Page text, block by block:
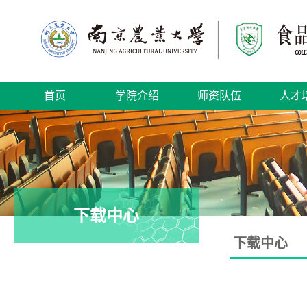
首页 学院介绍 师资队伍 人才
下载中心
下载中心